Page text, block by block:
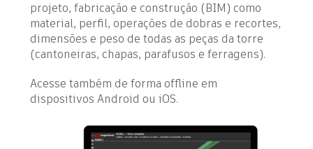
projeto, fabricação e construção (BIM) como
material, perfil, operações de dobras e recortes,
dimensões e peso de todas as peças da torre
(cantoneiras, chapas, parafusos e ferragens).
Acesse também de forma offline em
dispositivos Android ou iOS.